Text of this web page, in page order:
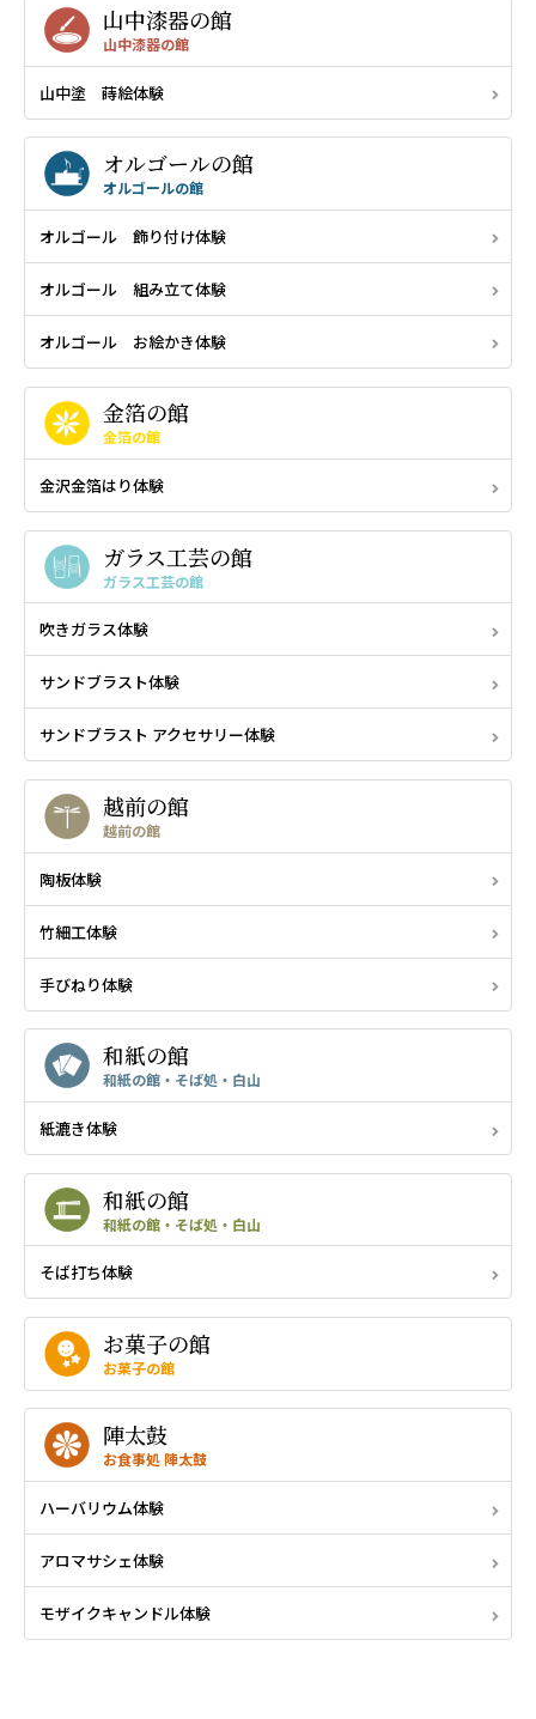
山中漆器の館
山中漆器の館
山中塗 蒔絵体験
オルゴールの館
オルゴールの館
オルゴール 飾り付け体験
オルゴール 組み立て体験
オルゴール お絵かき体験
金箔の館
金箔の館
金沢金箔はり体験
ガラス工芸の館
ガラス工芸の館
吹きガラス体験
サンドブラスト体験
サンドブラスト アクセサリー体験
越前の館
越前の館
陶板体験
竹細工体験
手びねり体験
和紙の館
和紙の館・そば処・白山
紙漉き体験
和紙の館
和紙の館・そば処・白山
そば打ち体験
お菓子の館
お菓子の館
陣太鼓
お食事処 陣太鼓
ハーバリウム体験
アロマサシェ体験
モザイクキャンドル体験